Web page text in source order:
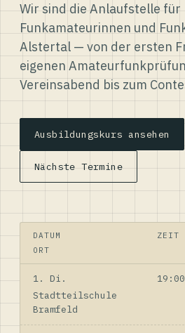
Wir sind die Anlaufstelle für
Funkamateurinnen und
Alstertal — von der ersten
eigenen
Vereinsabend bis zum
Ausbildungskurs ansehen
Nächste Termine
DATUM
ZEIT
ORT
1. Di.
19:00
Stadtteilschule
Bramfeld